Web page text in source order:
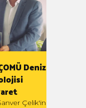
Deniz
Çelik'in